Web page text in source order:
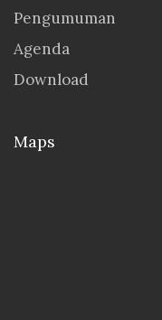
Pengumuman
Agenda
Download
Maps